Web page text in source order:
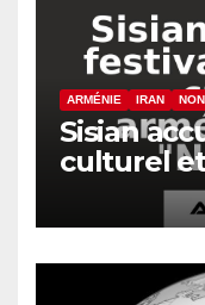
ARMÉNIE IRAN
Sisian
culturel
iranien «